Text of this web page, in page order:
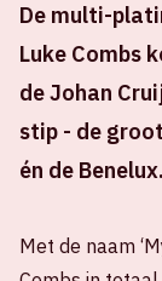
De multi-
Luke Combs
de Johan
stip - de
én de Benelux.
Met de naam